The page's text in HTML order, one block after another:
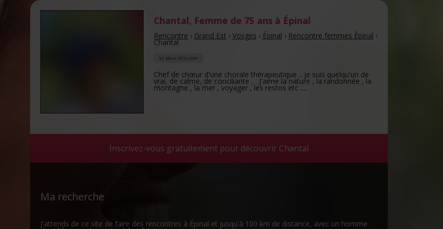
Chantal, Femme de 75 ansà Épinal
Rencontre › Grand Est › Vosges › Épinal › Rencontre femmes Épinal ›
Chantal
ici pour discuter
Chef de chœur d'une chorale thérapeutique .. je suis quelqu'un de
vrai, de calme, de conciliante , . J'aime la nature , la randonnée , la
montagne , la mer , voyager , les restos etc ....
Inscrivez-vous gratuitement pour découvrir Chantal
Ma recherche
J'attends de ce site de faire des rencontres à Épinal et jusqu'à 100 km de distance, avec un homme